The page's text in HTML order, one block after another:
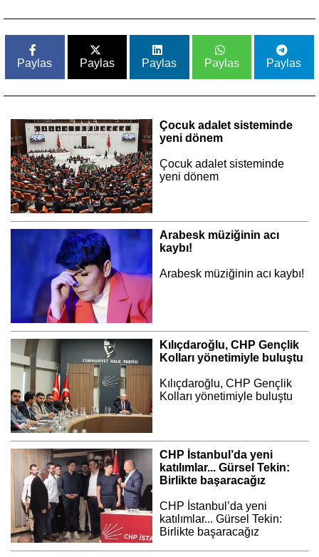
Paylas Paylas Paylas Paylas Paylas
Çocuk adalet sisteminde
yeni dönem
Çocuk adalet sisteminde
yeni dönem
Arabesk müziğinin acı
kaybı!
Arabesk müziğinin acı kaybı!
Kılıçdaroğlu, CHP Gençlik
Kolları yönetimiyle buluştu
Kılıçdaroğlu, CHP Gençlik
Kolları yönetimiyle buluştu
CHP İstanbul’da yeni
katılımlar... Gürsel Tekin:
Birlikte başaracağız
CHP İstanbul’da yeni
katılımlar... Gürsel Tekin:
Birlikte başaracağız